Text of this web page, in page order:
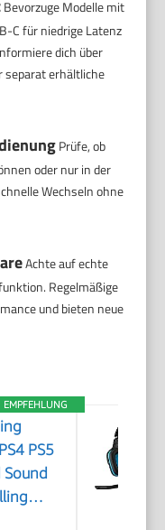
Bevorzuge Modelle mit
C für niedrige Latenz
dich über
separat erhältliche
Prüfe, ob
oder nur in der
Wechseln ohne
Achte auf echte
Regelmäßige
und bieten neue
EMPFEHLUNG
PS5
Sound